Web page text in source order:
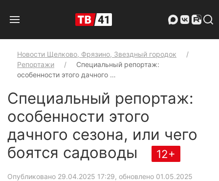
Новости Щелково, Фрязино, Звездный городок
Репортажи
Специальный репортаж:
особенности этого дачного …
Специальный репортаж:
особенности этого
дачного сезона, или чего
боятся садоводы
12+
Опубликовано 29.04.2025 17:29, обновлено 01.05.2025